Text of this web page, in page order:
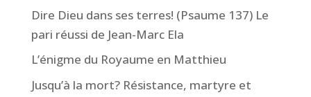
Dire Dieu dans ses terres! (Psaume 137) Le
pari réussi de Jean-Marc Ela
L’énigme du Royaume en Matthieu
Jusqu’à la mort? Résistance, martyre et